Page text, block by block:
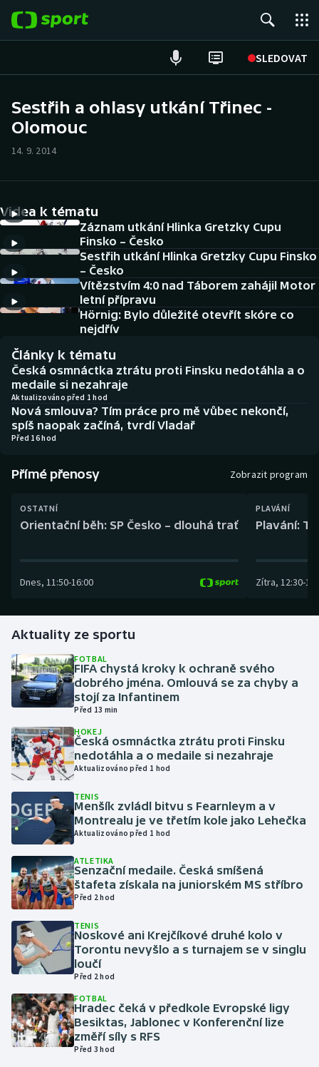
SLEDOVAT
Hokej
Cyklistika
DALŠÍ SPORTY
Americký fotbal
Baseball a softbal
Basketbal
Biatlon
Boby a skeleton
Box
Curling
Golf
Gymnastika
Házená
Jezdectví
Judo
Krasobruslení
Lezení
Lyže a snowboard
Moderní pětiboj
Motorsport
Olympijské hry
Parasport
Plavání
NEPŘEHLÉDNĚTE
Historické návraty
Aplikace ČT sport
AZ kvíz
Sestřih a ohlasy utkání Třinec -
Olomouc
14. 9. 2014
Videa k tématu
Záznam utkání Hlinka Gretzky Cupu
Finsko – Česko
Sestřih utkání Hlinka Gretzky Cupu Finsko
– Česko
Vítězstvím 4:0 nad Táborem zahájil Motor
letní přípravu
Hörnig: Bylo důležité otevřít skóre co
nejdřív
Články k tématu
Česká osmnáctka ztrátu proti Finsku nedotáhla a o
medaile si nezahraje
Aktualizováno před 1 hod
Nová smlouva? Tím práce pro mě vůbec nekončí,
spíš naopak začíná, tvrdí Vladař
Před 16 hod
Přímé přenosy Zobrazit program
OSTATNÍ
Orientační běh: SP Česko – dlouhá trať
Dnes, 11:50-16:00
PLAVÁNÍ
Plavání:
Zítra, 12:30-
Aktuality ze sportu
FOTBAL
FIFA chystá kroky k ochraně svého
dobrého jména. Omlouvá se za chyby a
stojí za Infantinem
Před 13 min
HOKEJ
Česká osmnáctka ztrátu proti Finsku
nedotáhla a o medaile si nezahraje
Aktualizováno před 1 hod
TENIS
Menšík zvládl bitvu s Fearnleym a v
Montrealu je ve třetím kole jako Lehečka
Aktualizováno před 1 hod
ATLETIKA
Senzační medaile. Česká smíšená
štafeta získala na juniorském MS stříbro
Před 2 hod
TENIS
Noskové ani Krejčíkové druhé kolo v
Torontu nevyšlo a s turnajem se v singlu
loučí
Před 2 hod
FOTBAL
Hradec čeká v předkole Evropské ligy
Besiktas, Jablonec v Konferenční lize
změří síly s RFS
Před 3 hod